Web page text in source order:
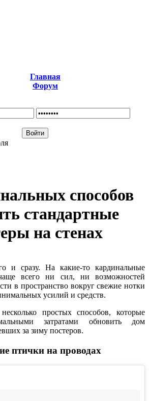
Главная
Форум
способов
стандартные
на стенах
и сразу. На какие-то кардинальные
всего ни сил, ни возможностей
в пространство вокруг свежие нотки
усилий и средств.
простых способов, которые
затратами обновить дом
за зиму постеров.
птички на проводах